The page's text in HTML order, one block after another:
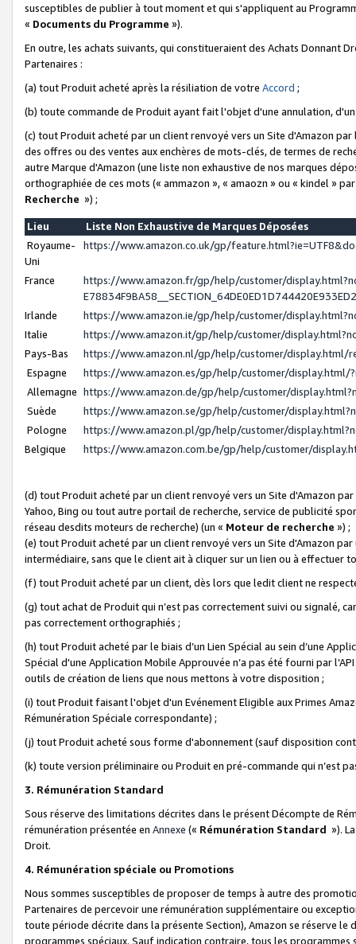
susceptibles de publier à tout moment et qui s'appliquent au
« Documents du Programme »).
En outre, les achats suivants, qui constitueraient des Achats Donnant
Partenaires :
(a) tout Produit acheté après la résiliation de votre Accord ;
(b) toute commande de Produit ayant fait l'objet d'une annulation,
(c) tout Produit acheté par un client renvoyé vers un Site d'Amazon
des offres ou des ventes aux enchères de mots-clés, de termes de
autre Marque d'Amazon (une liste non exhaustive de nos marques
orthographiée de ces mots (« ammazon », « amaozn » ou « kindel »
Recherche ») ;
Lieu
Liste Non Exhaustive de Marques Déposées
Royaume-
Uni
https://www.amazon.co.uk/gp/
France
https://www.amazon.fr/gp/help/customer/
Irlande
https://www.amazon.ie/gp/help/customer/
Italie
https://www.amazon.it/gp/help/customer/
Pays-Bas
https://www.amazon.nl/gp/help/customer/display.html/
Espagne
https://www.amazon.es/gp/help/customer/display.html/
Allemagne https://www.amazon.de/gp/help/customer/
Suède
https://www.amazon.se/gp/help/customer/
Pologne
https://www.amazon.pl/gp/help/customer/
Belgique
https://www.amazon.com.be/gp/help/customer/
(d) tout Produit acheté par un client renvoyé vers un Site d'Amazon
Yahoo, Bing ou tout autre portail de recherche, service de publicité
réseau desdits moteurs de recherche) (un « Moteur de recherche ») ;
(e) tout Produit acheté par un client renvoyé vers un Site d'Amazon
intermédiaire, sans que le client ait à cliquer sur un lien ou à
(f) tout Produit acheté par un client, dès lors que ledit client ne
(g) tout achat de Produit qui n’est pas correctement suivi ou signalé,
pas correctement orthographiés ;
(h) tout Produit acheté par le biais d’un Lien Spécial au sein d’une
Spécial d'une Application Mobile Approuvée n’a pas été fourni par
outils de création de liens que nous mettons à votre disposition ;
(i) tout Produit faisant l'objet d'un Evénement Eligible aux Primes
Rémunération Spéciale correspondante) ;
(j) tout Produit acheté sous forme d'abonnement (sauf disposition
(k) toute version préliminaire ou Produit en pré-commande qui n’est
3. Rémunération Standard
Sous réserve des limitations décrites dans le présent Décompte de
rémunération présentée en Annexe (« Rémunération Standard »).
Droit.
4. Rémunération spéciale ou Promotions
Nous sommes susceptibles de proposer de temps à autre des
Partenaires de percevoir une rémunération supplémentaire ou
toute période décrite dans la présente Section), Amazon se réserve
programmes spéciaux. Sauf indication contraire, tous les